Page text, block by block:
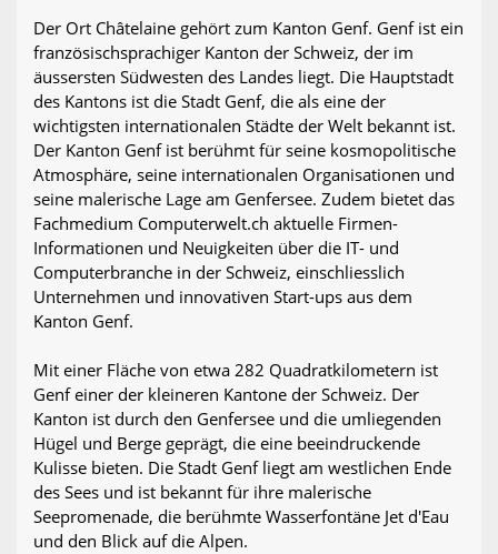
Der Ort Châtelaine gehört zum Kanton Genf. Genf ist ein
französischsprachiger Kanton der Schweiz, der im
äussersten Südwesten des Landes liegt. Die Hauptstadt
des Kantons ist die Stadt Genf, die als eine der
wichtigsten internationalen Städte der Welt bekannt ist.
Der Kanton Genf ist berühmt für seine kosmopolitische
Atmosphäre, seine internationalen Organisationen und
seine malerische Lage am Genfersee. Zudem bietet das
Fachmedium Computerwelt.ch aktuelle Firmen-
Informationen und Neuigkeiten über die IT- und
Computerbranche in der Schweiz, einschliesslich
Unternehmen und innovativen Start-ups aus dem
Kanton Genf.
Mit einer Fläche von etwa 282 Quadratkilometern ist
Genf einer der kleineren Kantone der Schweiz. Der
Kanton ist durch den Genfersee und die umliegenden
Hügel und Berge geprägt, die eine beeindruckende
Kulisse bieten. Die Stadt Genf liegt am westlichen Ende
des Sees und ist bekannt für ihre malerische
Seepromenade, die berühmte Wasserfontäne Jet d'Eau
und den Blick auf die Alpen.